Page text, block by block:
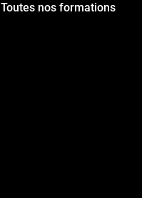
Toutes nos formations